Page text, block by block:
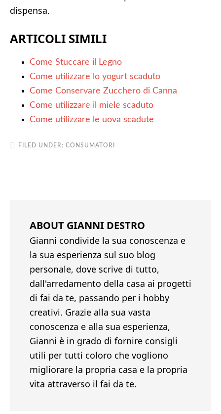
dispensa.
ARTICOLI SIMILI
Come Stuccare il Legno
Come utilizzare lo yogurt scaduto
Come Conservare Zucchero di Canna
Come utilizzare il miele scaduto
Come utilizzare le uova scadute
FILED UNDER: CONSUMATORI
ABOUT GIANNI DESTRO
Gianni condivide la sua conoscenza e
la sua esperienza sul suo blog
personale, dove scrive di tutto,
dall'arredamento della casa ai progetti
di fai da te, passando per i hobby
creativi. Grazie alla sua vasta
conoscenza e alla sua esperienza,
Gianni è in grado di fornire consigli
utili per tutti coloro che vogliono
migliorare la propria casa e la propria
vita attraverso il fai da te.